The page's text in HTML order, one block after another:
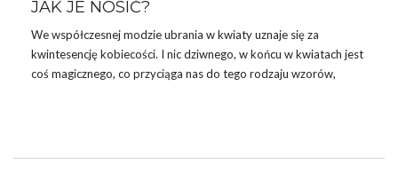
JAK JE NOSIĆ?
We współczesnej modzie ubrania w kwiaty uznaje się za
kwintesencję kobiecości. I nic dziwnego, w końcu w kwiatach jest
coś magicznego, co przyciąga nas do tego rodzaju wzorów,